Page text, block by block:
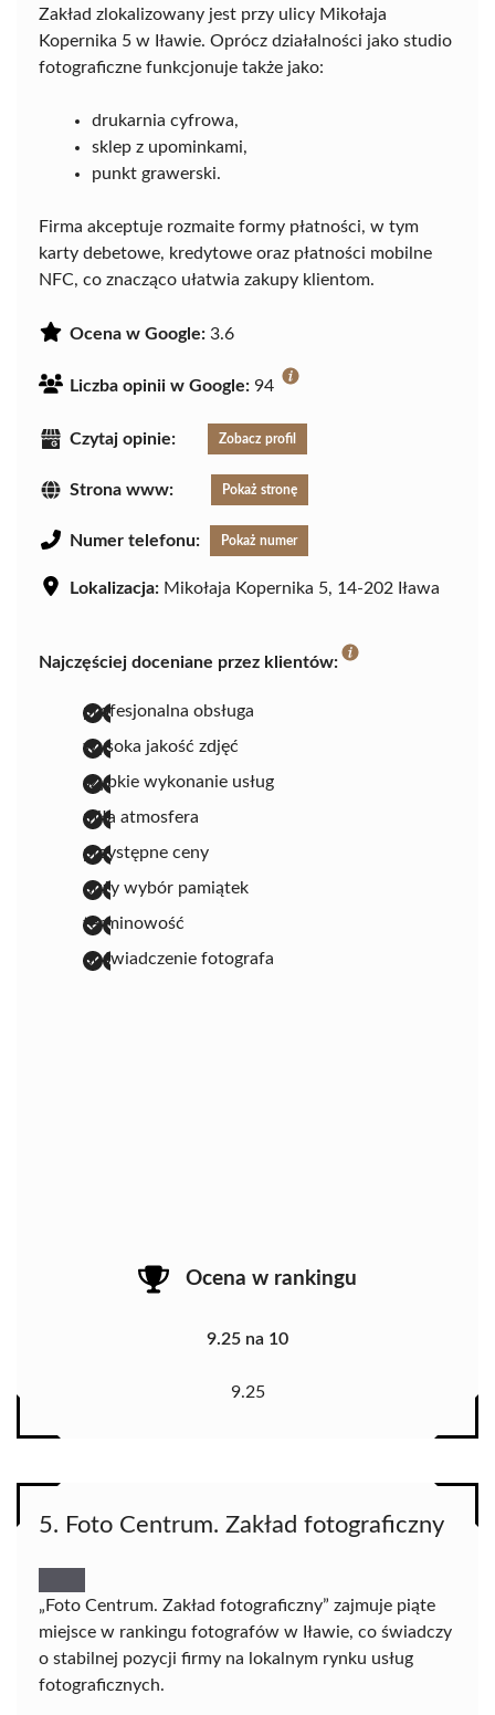
Zakład zlokalizowany jest przy ulicy Mikołaja
Kopernika 5 w Iławie. Oprócz działalności jako studio
fotograficzne funkcjonuje także jako:
drukarnia cyfrowa,
sklep z upominkami,
punkt grawerski.
Firma akceptuje rozmaite formy płatności, w tym
karty debetowe, kredytowe oraz płatności mobilne
NFC, co znacząco ułatwia zakupy klientom.
Ocena w Google: 3.6
Liczba opinii w Google: 94
Czytaj opinie: Zobacz profil
Strona www: Pokaż stronę
Numer telefonu: Pokaż numer
Lokalizacja: Mikołaja Kopernika 5, 14-202 Iława
Najczęściej doceniane przez klientów:
profesjonalna obsługa
wysoka jakość zdjęć
szybkie wykonanie usług
miła atmosfera
przystępne ceny
duży wybór pamiątek
terminowość
doświadczenie fotografa
Ocena w rankingu
9.25 na 10
9.25
5. Foto Centrum. Zakład fotograficzny
„Foto Centrum. Zakład fotograficzny” zajmuje piąte
miejsce w rankingu fotografów w Iławie, co świadczy
o stabilnej pozycji firmy na lokalnym rynku usług
fotograficznych.